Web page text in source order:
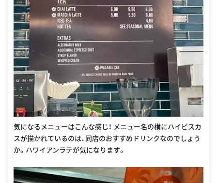
気になるメニューはこんな感じ！ メニュー名の横にハイビスカ
スが描かれているのは、同店のおすすめドリンクなのでしょう
か。ハワイアンラテが気になります。